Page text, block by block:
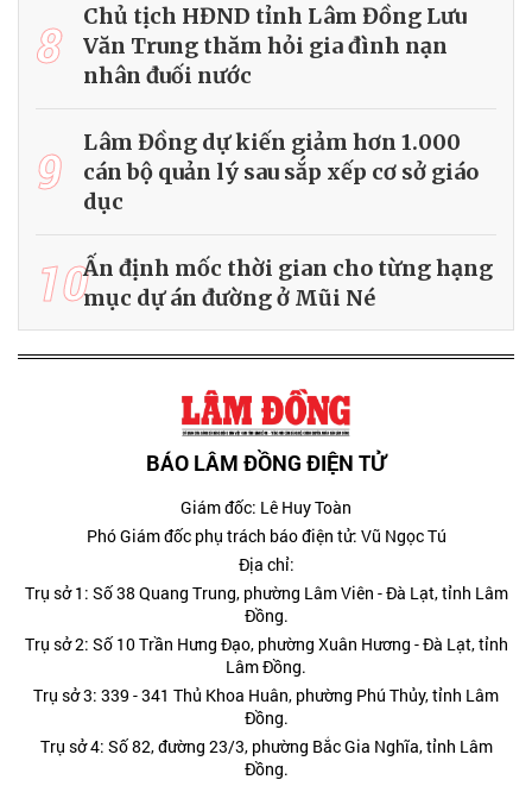
8
Chủ tịch HĐND tỉnh Lâm Đồng Lưu
Văn Trung thăm hỏi gia đình nạn
nhân đuối nước
9
Lâm Đồng dự kiến giảm hơn 1.000
cán bộ quản lý sau sắp xếp cơ sở giáo
dục
10Ấn định mốc thời gian cho từng hạng
mục dự án đường ở Mũi Né
BÁO LÂM ĐỒNG ĐIỆN TỬ
Giám đốc: Lê Huy Toàn
Phó Giám đốc phụ trách báo điện tử: Vũ Ngọc Tú
Địa chỉ:
Trụ sở 1: Số 38 Quang Trung, phường Lâm Viên - Đà Lạt, tỉnh Lâm
Đồng.
Trụ sở 2: Số 10 Trần Hưng Đạo, phường Xuân Hương - Đà Lạt, tỉnh
Lâm Đồng.
Trụ sở 3: 339 - 341 Thủ Khoa Huân, phường Phú Thủy, tỉnh Lâm
Đồng.
Trụ sở 4: Số 82, đường 23/3, phường Bắc Gia Nghĩa, tỉnh Lâm
Đồng.